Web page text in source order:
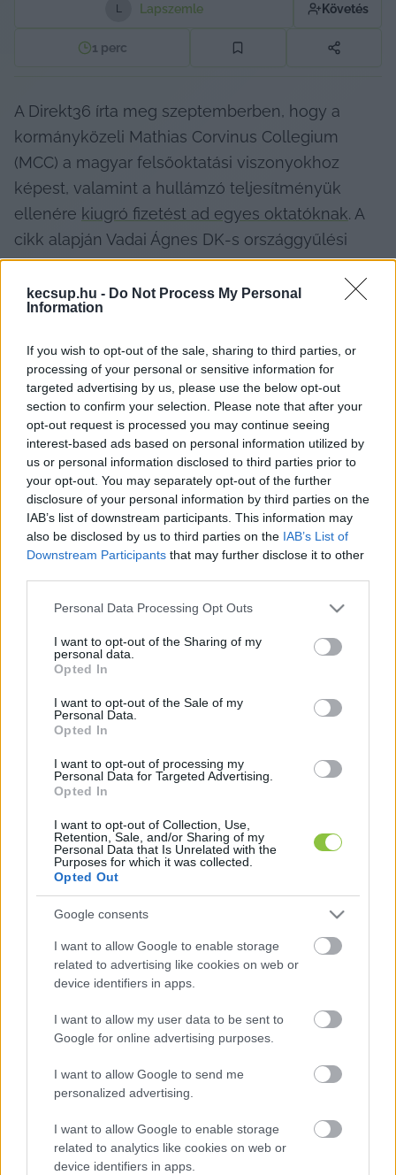
kecsup.hu - Do Not Process My Personal
Information
If you wish to opt-out of the sale, sharing to third parties, or
processing of your personal or sensitive information for
targeted advertising by us, please use the below opt-out
section to confirm your selection. Please note that after your
opt-out request is processed you may continue seeing
interest-based ads based on personal information utilized by
us or personal information disclosed to third parties prior to
your opt-out. You may separately opt-out of the further
disclosure of your personal information by third parties on the
IAB’s list of downstream participants. This information may
also be disclosed by us to third parties on the IAB’s List of
Downstream Participants that may further disclose it to other
Please note that this website/app uses one or more Google
not limited to your visit or usage behaviour. You may click to
grant or deny consent to Google and its third-party tags to
use your data for below specified purposes in below Google
consent section.
Personal Data Processing Opt Outs
I want to opt-out of the Sharing of my
personal data.
Opted In
I want to opt-out of the Sale of my
Personal Data.
Opted In
I want to opt-out of processing my
Personal Data for Targeted Advertising.
Opted In
I want to opt-out of Collection, Use,
Retention, Sale, and/or Sharing of my
Personal Data that Is Unrelated with the
Purposes for which it was collected.
Opted Out
Google consents
I want to allow Google to enable storage
related to advertising like cookies on web or
device identifiers in apps.
I want to allow my user data to be sent to
Google for online advertising purposes.
I want to allow Google to send me
personalized advertising.
I want to allow Google to enable storage
related to analytics like cookies on web or
device identifiers in apps.
L Lapszemle Követés
1 perc
A Direkt36 írta meg szeptemberben, hogy a
kormányközeli Mathias Corvinus Collegium
(MCC) a magyar felsőoktatási viszonyokhoz
képest, valamint a hullámzó teljesítményük
ellenére kiugró fizetést ad egyes oktatóknak. A
cikk alapján Vadai Ágnes DK-s országgyűlési
képviselő kérdést intézett az országgyűlés
elnökéhez, Polt Péter legfőbb ügyész pedig
feljelentésként értékelte azt, és továbbította a
Nemzeti Nyomozó Iroda felé. A rendőrség
bűncselekmény gyanújának hiányában
elutasította a feljelentést.
Vadai Ágnes kérdése: „Valóban olyan kifizetések
vannak az MCC-nél, amik mögött nincsen
teljesítés?” A Korrupció és Gazdasági Bűnözés
Elleni Osztály megvizsgálta az esetet, és arra
jutottak, hogy nem lehet megállapítani, hogy
hűtlen kezelés történt-e.
Az egyik ilyen oktató Koltay András, a Nemzeti
Média-és Hírközlési Hatóság és a Médiatanács
elnöke, aki egyben az MCC Szólásszabadság
Műhely nevű szervezetének is a vezetője. A
dokumentumok szerint a műhely éves
bérköltsége – adókkal és járulékokkal együtt –
12 millió forint volt, miközben Koltay volt a
szervezet egyetlen munkatársa – írta meg a
Direkt36.
beosztásában ténylegesen milyen feladatokat
látott el, a feljelentés és az alapját képező cikk sem
azt lehetne megállapítani, hogy a munkabér
jogcímén történt kifizetésekre szabálytalanul került